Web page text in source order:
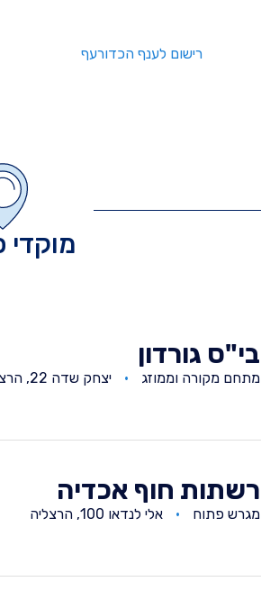
מוקדי
בי"ס גורדון
מתחם מקורה וממוזג יצחק שדה 22, הרצליה
רשתות חוף אכדיה
מגרש פתוח אלי לנדאו 100, הרצליה